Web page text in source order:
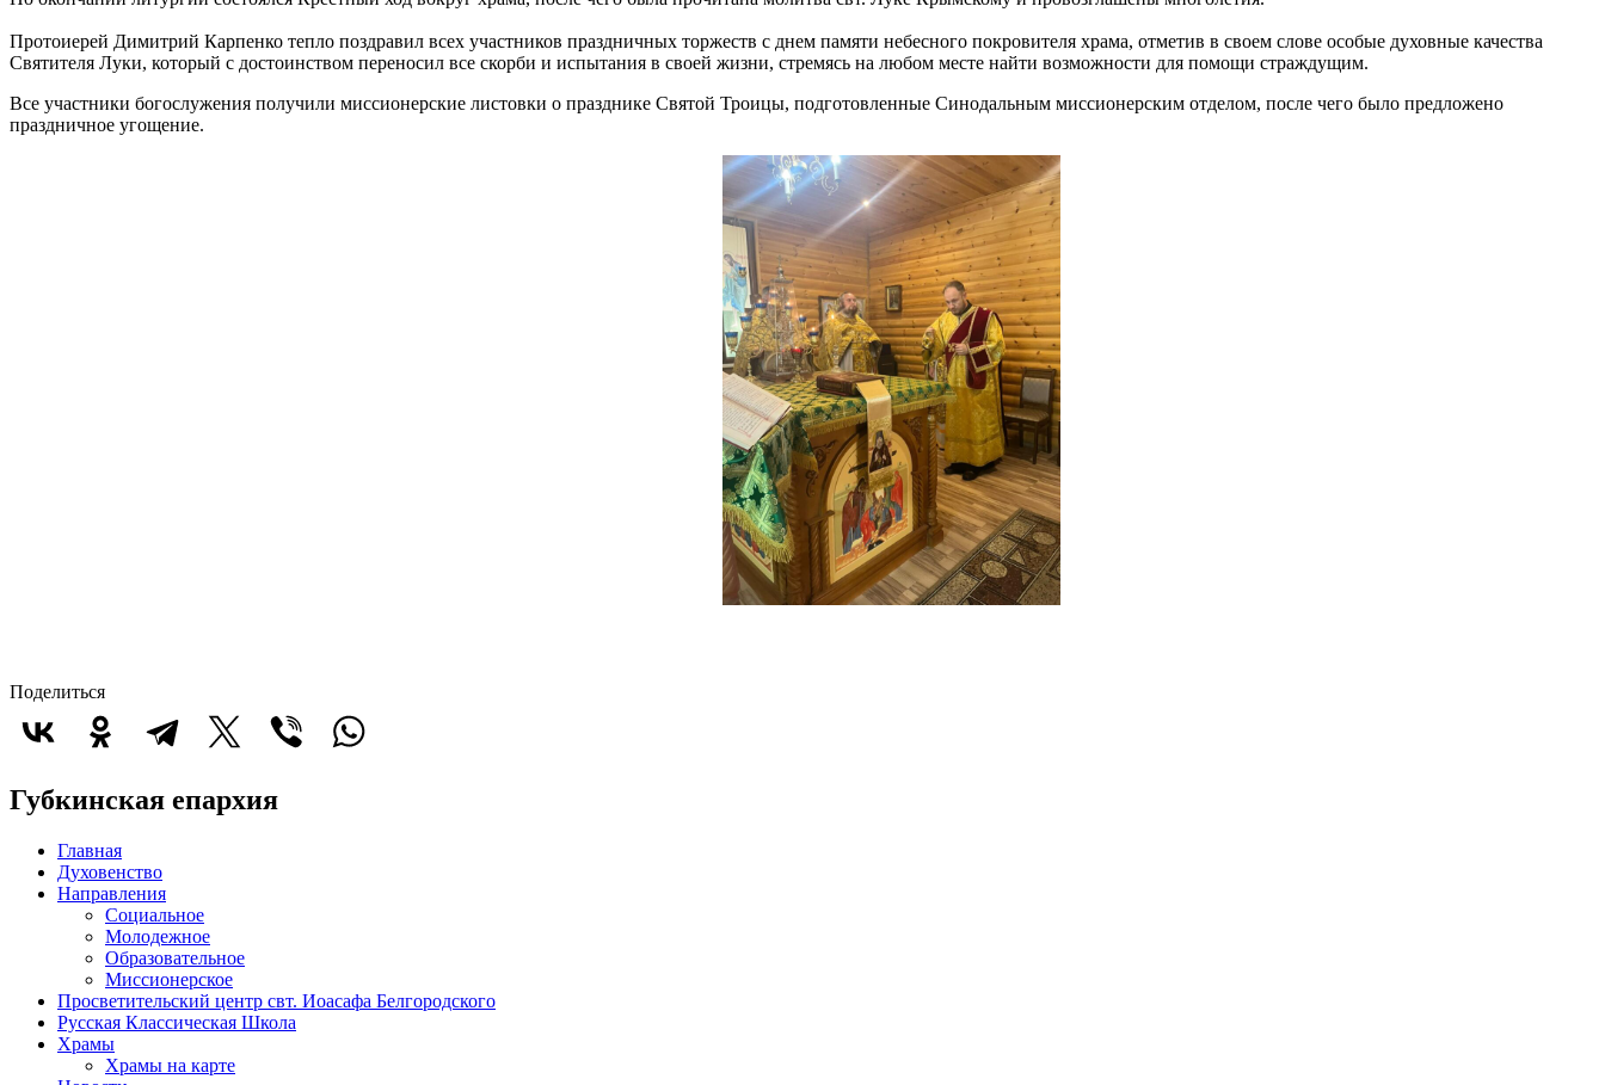
Протоиерей Димитрий Карпенко тепло поздравил всех участников праздничных торжеств с днем памяти небесного покровителя храма, отметив в своем слове особые духовные качества
Святителя Луки, который с достоинством переносил все скорби и испытания в своей жизни, стремясь на любом месте найти возможности для помощи страждущим.
Все участники богослужения получили миссионерские листовки о празднике Святой Троицы, подготовленные Синодальным миссионерским отделом, после чего было предложено
праздничное угощение.
Поделиться
Губкинская епархия
Главная
Духовенство
Направления
Социальное
Молодежное
Образовательное
Миссионерское
Просветительский центр свт. Иоасафа Белгородского
Русская Классическая Школа
Храмы
Храмы на карте